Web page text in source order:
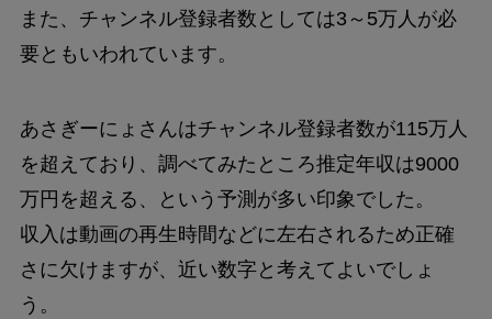
また、チャンネル登録者数としては3～5万人が必
要ともいわれています。
あさぎーにょさんはチャンネル登録者数が115万人
を超えており、調べてみたところ推定年収は9000
万円を超える、という予測が多い印象でした。
収入は動画の再生時間などに左右されるため正確
さに欠けますが、近い数字と考えてよいでしょ
う。